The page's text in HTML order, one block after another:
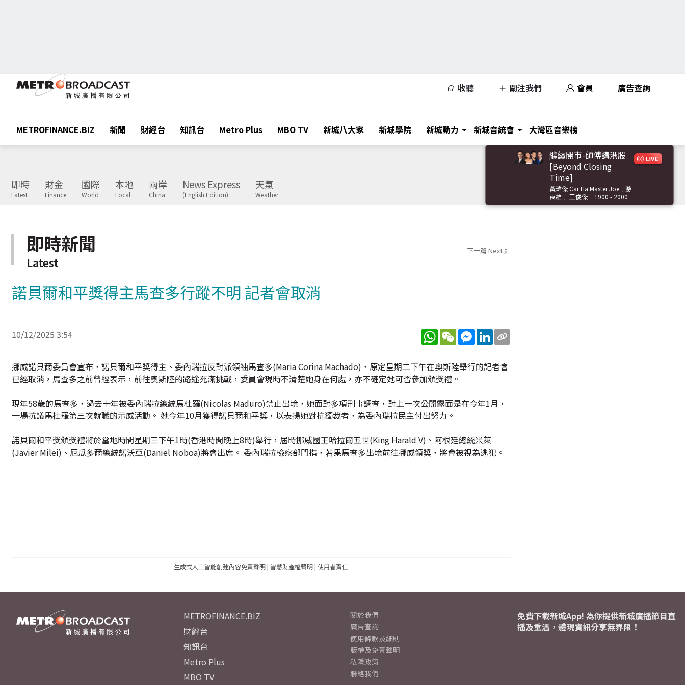
收聽 關注我們 會員 廣告查詢
METROFINANCE.BIZ 新聞 財經台 知訊台 Metro Plus MBO TV 新城八大家 新城學院 新城動力 新城音統會 大灣區音樂榜
即時
Latest
財金
Finance
國際
World
本地
Local
兩岸
China
News Express
(English Edition)
天氣
Weather
繼續開市-師傅講港股
[Beyond Closing
Time]
黃瑋傑 Car Ha Master Joe﹝游
莨維﹞ 王俊傑
1900 - 2000
即時新聞
Latest
下一篇 Next 》
諾貝爾和平獎得主馬查多行蹤不明 記者會取消
10/12/2025 3:54 WhatsApp
WeChatMessenger
LinkedIn
挪威諾貝爾委員會宣布，諾貝爾和平獎得主、委內瑞拉反對派領袖馬查多(Maria Corina Machado)，原定星期二下午在奧斯陸舉行的記者會
已經取消，馬查多之前曾經表示，前往奧斯陸的路途充滿挑戰，委員會現時不清楚她身在何處，亦不確定她可否參加頒獎禮。
現年58歲的馬查多，過去十年被委內瑞拉總統馬杜羅(Nicolas Maduro)禁止出境，她面對多項刑事調查，對上一次公開露面是在今年1月，
一場抗議馬杜羅第三次就職的示威活動。 她今年10月獲得諾貝爾和平獎，以表揚她對抗獨裁者，為委內瑞拉民主付出努力。
諾貝爾和平獎頒獎禮將於當地時間星期三下午1時(香港時間晚上8時)舉行，屆時挪威國王哈拉爾五世(King Harald V)、阿根廷總統米萊
(Javier Milei)、厄瓜多爾總統諾沃亞(Daniel Noboa)將會出席。 委內瑞拉檢察部門指，若果馬查多出境前往挪威領獎，將會被視為逃犯。
生成式人工智能創建內容免責聲明| 智慧財產權聲明| 使用者責任
METROFINANCE.BIZ
財經台
知訊台
Metro Plus
MBO TV
關於我們
廣告查詢
使用條款及細則
版權及免責聲明
私隱政策
聯絡我們
免費下載新城App! 為你提供新城廣播節目直
播及重溫，體現資訊分享無界限！